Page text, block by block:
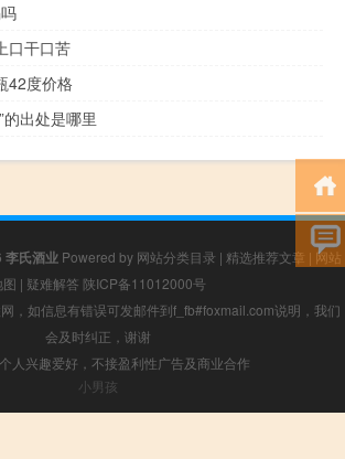
口干口苦
42度价格
的出处是哪里
李氏酒业 Powered by 网站分类目录 | 精选推荐文章 | 网站
| 疑难解答 陕ICP备11012000号
，如信息有错误可发邮件到f_fb#foxmail.com说明，我们
会及时纠正，谢谢
人兴趣爱好，不接盈利性广告及商业合作
小男孩